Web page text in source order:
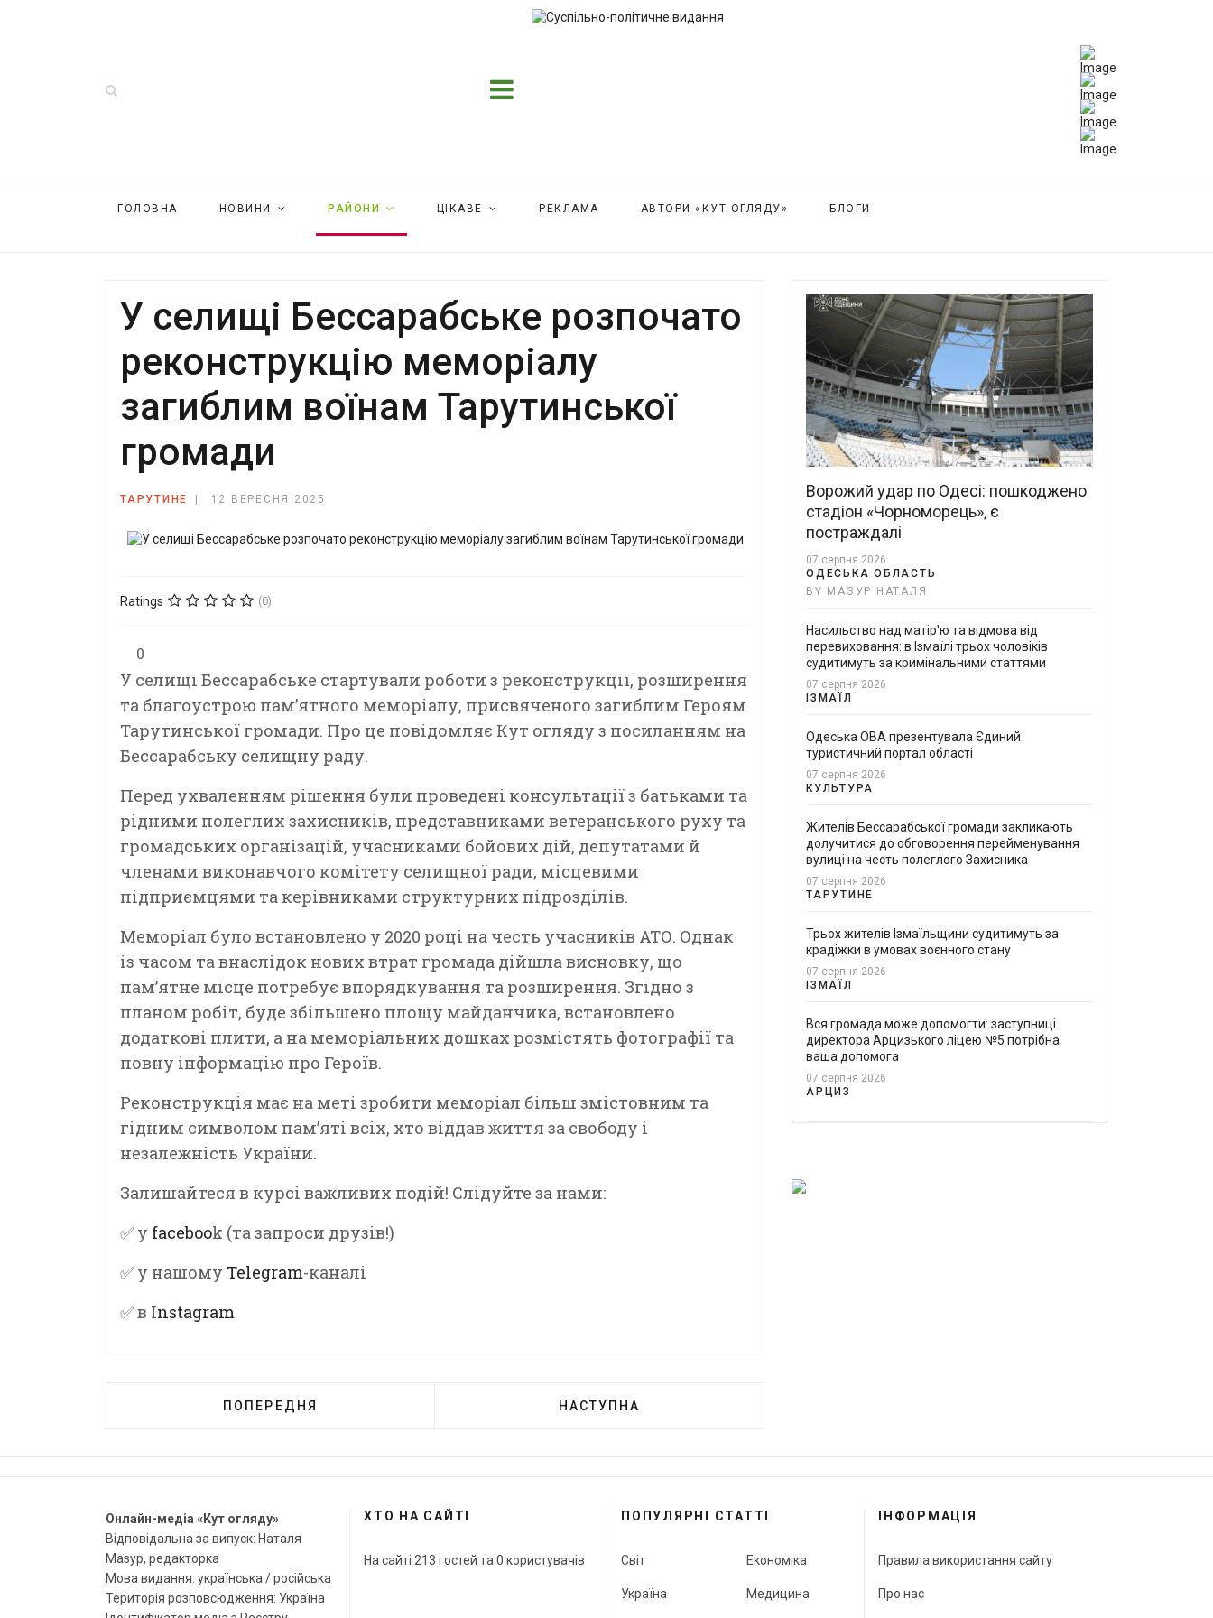
ГОЛОВНА НОВИНИ РАЙОНИ ЦІКАВЕ РЕКЛАМА АВТОРИ «КУТ ОГЛЯДУ» БЛОГИ
У селищі Бессарабське розпочато
реконструкцію меморіалу
загиблим воїнам Тарутинської
громади
ТАРУТИНЕ 12 ВЕРЕСНЯ 2025
Ratings (0)
0
У селищі Бессарабське стартували роботи з реконструкції, розширення
та благоустрою пам’ятного меморіалу, присвяченого загиблим Героям
Тарутинської громади. Про це повідомляє Кут огляду з посиланням на
Бессарабську селищну раду.
Перед ухваленням рішення були проведені консультації з батьками та
рідними полеглих захисників, представниками ветеранського руху та
громадських організацій, учасниками бойових дій, депутатами й
членами виконавчого комітету селищної ради, місцевими
підприємцями та керівниками структурних підрозділів.
Меморіал було встановлено у 2020 році на честь учасників АТО. Однак
із часом та внаслідок нових втрат громада дійшла висновку, що
пам’ятне місце потребує впорядкування та розширення. Згідно з
планом робіт, буде збільшено площу майданчика, встановлено
додаткові плити, а на меморіальних дошках розмістять фотографії та
повну інформацію про Героїв.
Реконструкція має на меті зробити меморіал більш змістовним та
гідним символом пам’яті всіх, хто віддав життя за свободу і
незалежність України.
Залишайтеся в курсі важливих подій! Слідуйте за нами:
✅ у facebook (та запроси друзів!)
✅ у нашому Telegram-каналі
✅ в Instagram
ПОПЕРЕДНЯ НАСТУПНА
Ворожий удар по Одесі: пошкоджено
стадіон «Чорноморець», є
постраждалі
07 серпня 2026
ОДЕСЬКА ОБЛАСТЬ
BY МАЗУР НАТАЛЯ
Насильство над матір'ю та відмова від
перевиховання: в Ізмаїлі трьох чоловіків
судитимуть за кримінальними статтями
07 серпня 2026
ІЗМАЇЛ
Одеська ОВА презентувала Єдиний
туристичний портал області
07 серпня 2026
КУЛЬТУРА
Жителів Бессарабської громади закликають
долучитися до обговорення перейменування
вулиці на честь полеглого Захисника
07 серпня 2026
ТАРУТИНЕ
Трьох жителів Ізмаїльщини судитимуть за
крадіжки в умовах воєнного стану
07 серпня 2026
ІЗМАЇЛ
Вся громада може допомогти: заступниці
директора Арцизького ліцею №5 потрібна
ваша допомога
07 серпня 2026
АРЦИЗ
Онлайн-медіа «Кут огляду»
Відповідальна за випуск: Наталя
Мазур, редакторка
Мова видання: українська / російська
Територія розповсюдження: Україна
ХТО НА САЙТІ
На сайті 213 гостей та 0 користувачів
ПОПУЛЯРНІ СТАТТІ
Світ
Україна
Економіка
Медицина
ІНФОРМАЦІЯ
Правила використання сайту
Про нас